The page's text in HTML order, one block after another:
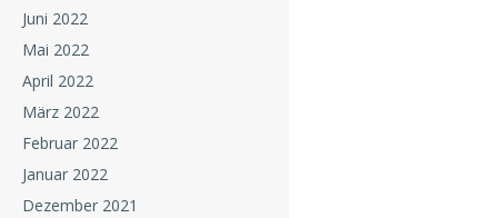
Juni 2022
Mai 2022
April 2022
März 2022
Februar 2022
Januar 2022
Dezember 2021